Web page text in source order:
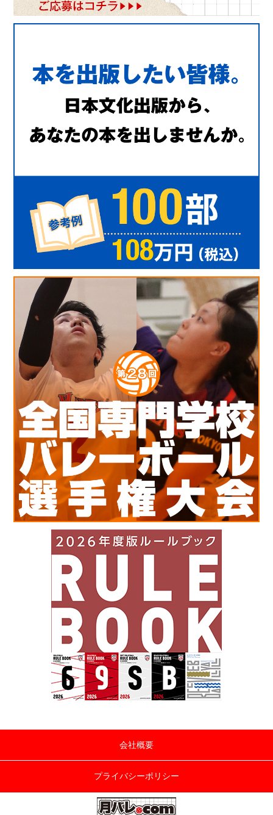
会社概要
プライバシーポリシー